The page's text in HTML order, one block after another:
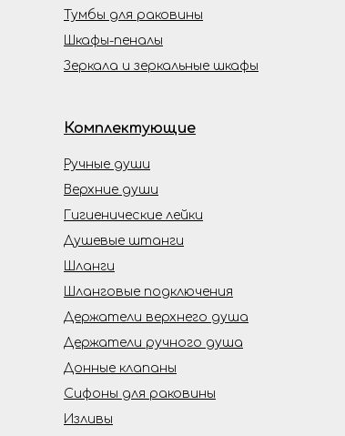
Тумбы для раковины
Шкафы-пеналы
Зеркала и зеркальные шкафы
Комплектующие
Ручные души
Верхние души
Гигиенические лейки
Шланги
Шланговые подключения
Держатели верхнего душа
Держатели ручного душа
Донные клапаны
Сифоны для раковины
Изливы
Душевые штанги